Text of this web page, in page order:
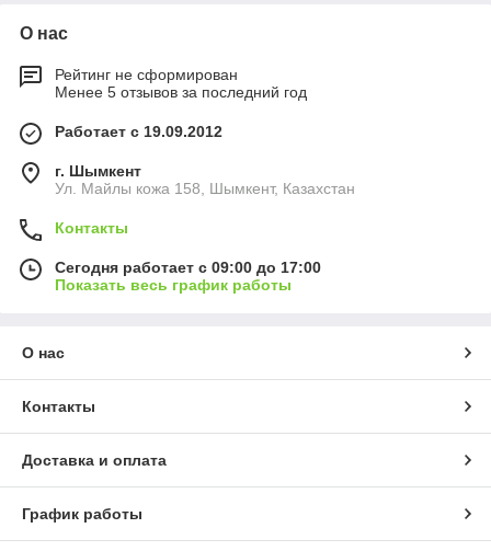
О нас
Рейтинг не сформирован
Менее 5 отзывов за последний год
Работает с 19.09.2012
г. Шымкент
Ул. Майлы кожа 158, Шымкент, Казахстан
Контакты
Сегодня работает с 09:00 до 17:00
Показать весь график работы
О нас
Контакты
Доставка и оплата
График работы